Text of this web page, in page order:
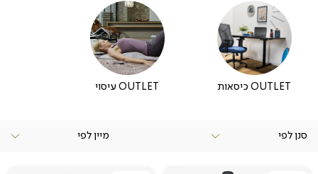
כיסאות OUTLET עיסוי OUTLET
סנן לפי